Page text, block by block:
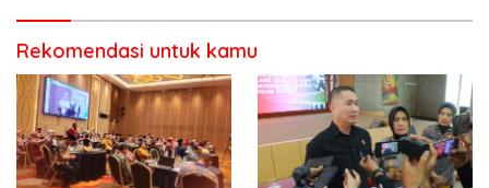
Rekomendasi untuk kamu